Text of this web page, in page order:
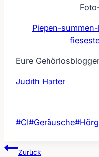
Piepen-
Eure
Judith Harter
Schlagworte:
#CI#Geräusche#
Zurück